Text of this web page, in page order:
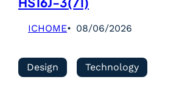
ICHOME 08/06/2026
Design Technology